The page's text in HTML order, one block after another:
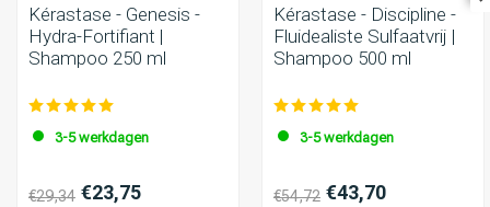
Kérastase - Genesis -
Hydra-Fortifiant |
Shampoo 250 ml
3-5 werkdagen
€29,34 €23,75
Kérastase - Discipline -
Fluidealiste Sulfaatvrij |
Shampoo 500 ml
3-5 werkdagen
€54,72 €43,70